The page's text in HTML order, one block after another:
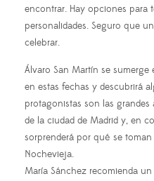
encontrar. Hay opciones para
personalidades. Seguro que
celebrar.
Álvaro San Martín se sumerge
en estas fechas y descubrirá
protagonistas son las
de la ciudad de Madrid y, en
sorprenderá por qué se
Nochevieja.
María Sánchez recomienda